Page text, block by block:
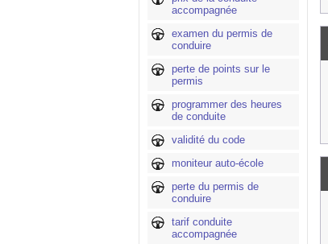
accompagnée
examen du permis de
conduire
perte de points sur le
permis
programmer des heures
de conduite
validité du code
moniteur auto-école
perte du permis de
conduire
tarif conduite
accompagnée